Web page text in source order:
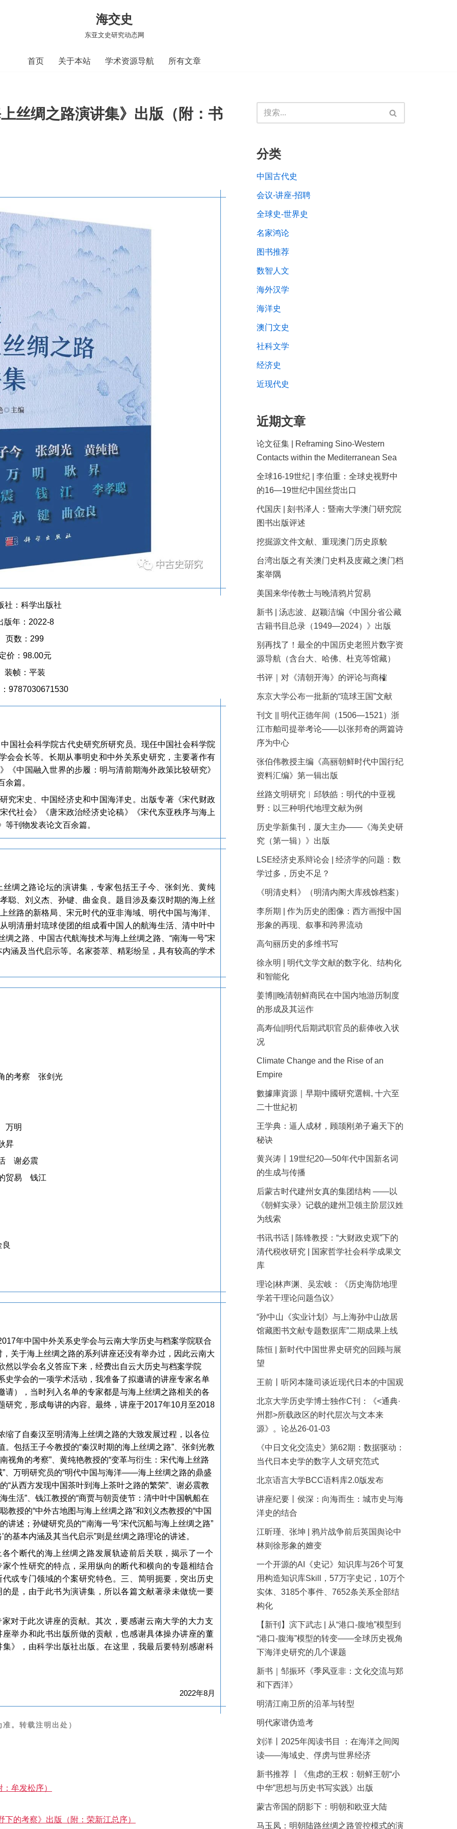
海交史
东亚文史研究动态网
首页 关于本站 学术资源导航 所有文章
丝绸之路演讲集》出版（附：书
社：科学出版社
版年：2022-8
页数：299
价：98.00元
装帧：平装
9787030671530
国社会科学院古代史研究所研究员。现任中国社会科学院
会会长等。长期从事明史和中外关系史研究，主要著作有
《中国融入世界的步履：明与清前期海外政策比较研究》
篇。
究宋史、中国经济史和中国海洋史。出版专著《宋代财政
代社会》《唐宋政治经济史论稿》《宋代东亚秩序与海上
刊物发表论文百余篇。
绸之路论坛的演讲集，专家包括王子今、张剑光、黄纯
聪、刘义杰、孙键、曲金良。题目涉及秦汉时期的海上丝
丝路的新格局、宋元时代的亚非海域、明代中国与海洋、
明清册封琉球使团的组成看中国人的航海生活、清中叶中
之路、中国古代航海技术与海上丝绸之路、“南海一号”宋
涵及当代启示等。名家荟萃、精彩纷呈，具有较高的学术
的考察 张剑光
万明
昇
谢必震
贸易 钱江
良
年中国中外关系史学会与云南大学历史与档案学院联合
关于海上丝绸之路的系列讲座还没有举办过，因此云南大
以学会名义答应下来，经费出自云大历史与档案学院
史学会的一项学术活动，我准备了拟邀请的讲座专家名单
），当时列入名单的专家都是与海上丝绸之路相关的各
研究，形成每讲的内容。最终，讲座于2017年10月至2018
缩了自秦汉至明清海上丝绸之路的大致发展过程，以各位
包括王子今教授的“秦汉时期的海上丝绸之路”、张剑光教
角的考察”、黄纯艳教授的“变革与衍生：宋代海上丝路
”、万明研究员的“明代中国与海洋——海上丝绸之路的鼎盛
“从西方发现中国茶叶到海上茶叶之路的繁荣”、谢必震教
生活”、钱江教授的“商贾与朝贡使节：清中叶中国帆船在
教授的“中外古地图与海上丝绸之路”和刘义杰教授的“中国
讲述；孙键研究员的“‘南海一号’宋代沉船与海上丝绸之路”
基本内涵及其当代启示”则是丝绸之路理论的讲述。
个断代的海上丝绸之路发展轨迹前后关联，揭示了一个
个性研究的特点，采用纵向的断代和横向的专题相结合
或专门领域的个案研究特色。三、简明扼要，突出历史
是，由于此书为演讲集，所以各篇文献著录未做统一要
对于此次讲座的贡献。其次，要感谢云南大学的大力支
举办和此书出版所做的贡献，也感谢具体操办讲座的董
》，由科学出版社出版。在这里，我最后要特别感谢科
2022年8月
。转载注明出处）
牟发松序）
的考察》出版（附：荣新江总序）
分类
中国古代史
会议-讲座-招聘
全球史-世界史
名家鸿论
图书推荐
数智人文
海外汉学
海洋史
澳门文史
社科文学
经济史
近现代史
近期文章
论文征集 | Reframing Sino-Western
Contacts within the Mediterranean Sea
全球16-19世纪 | 李伯重：全球史视野中
的16—19世纪中国丝货出口
代国庆 | 刻书泽人：暨南大学澳门研究院
图书出版评述
挖掘源文件文献、重现澳门历史原貌
台湾出版之有关澳门史料及庋藏之澳门档
案举隅
美国来华传教士与晚清鸦片贸易
新书 | 汤志波、赵颖洁编《中国分省公藏
古籍书目总录（1949—2024）》出版
别再找了！最全的中国历史老照片数字资
源导航（含台大、哈佛、杜克等馆藏）
书评｜对《清朝开海》的评论与商榷
东京大学公布一批新的“琉球王国”文献
刊文 || 明代正德年间（1506—1521）浙
江市舶司提举考论——以张邦奇的两篇诗
序为中心
张伯伟教授主编《高丽朝鲜时代中国行纪
资料汇编》第一辑出版
丝路文明研究︱邱轶皓：明代的中亚视
野：以三种明代地理文献为例
历史学新集刊，厦大主办——《海关史研
究（第一辑）》出版
LSE经济史系辩论会 | 经济学的问题：数
学过多，历史不足？
《明清史料》（明清内阁大库残馀档案）
李所期 | 作为历史的图像：西方画报中国
形象的再现、叙事和跨界流动
高句丽历史的多维书写
徐永明 | 明代文学文献的数字化、结构化
和智能化
姜博||晚清朝鲜商民在中国内地游历制度
的形成及其运作
高寿仙||明代后期武职官员的薪俸收入状
况
Climate Change and the Rise of an
Empire
數據庫資源｜早期中國研究選輯, 十六至
二十世紀初
王学典：逼人成材，顾颉刚弟子遍天下的
秘诀
黄兴涛丨19世纪20—50年代中国新名词
的生成与传播
后蒙古时代建州女真的集团结构 ——以
《朝鲜实录》记载的建州卫领主阶层汉姓
为线索
书讯书话 | 陈锋教授：“大财政史观”下的
清代税收研究 | 国家哲学社会科学成果文
库
理论|林声渊、吴宏岐：《历史海防地理
学若干理论问题刍议》
“孙中山《实业计划》与上海孙中山故居
馆藏图书文献专题数据库”二期成果上线
陈恒 | 新时代中国世界史研究的回顾与展
望
王前丨听冈本隆司谈近现代日本的中国观
北京大学历史学博士独作C刊：《<通典·
州郡>所载政区的时代层次与文本来
源》。论丛26-01-03
《中日文化交流史》第62期：数据驱动：
当代日本史学的数字人文研究范式
北京语言大学BCC语料库2.0版发布
讲座纪要丨侯深：向海而生：城市史与海
洋史的结合
江昕瑾、张坤 | 鸦片战争前后英国舆论中
林则徐形象的嬗变
一个开源的AI《史记》知识库与26个可复
用构造知识库Skill，57万字史记，10万个
实体、3185个事件、7652条关系全部结
构化
【新刊】滨下武志 | 从“港口-腹地”模型到
“港口-腹海”模型的转变——全球历史视角
下海洋史研究的几个课题
新书｜邹振环《季风亚非：文化交流与郑
和下西洋》
明清江南卫所的沿革与转型
明代家谱伪造考
刘洋丨2025年阅读书目 ：在海洋之间阅
读——海域史、俘虏与世界经济
新书推荐 丨《焦虑的王权：朝鲜王朝“小
中华”思想与历史书写实践》出版
蒙古帝国的阴影下：明朝和欧亚大陆
马玉凤：明朝陆路丝绸之路管控模式的演